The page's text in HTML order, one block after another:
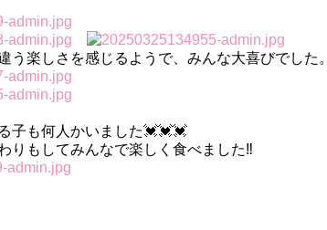
楽しさを感じるようで、みんな大喜びでした。
子も何人かいました💓💓💓
もしてみんなで楽しく食べました‼️